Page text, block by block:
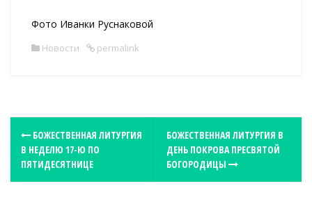
Фото Иванки Руснаковой
Новости permalink
s
БОЖЕСТВЕННАЯ ЛИТУРГИЯ
В НЕДЕЛЮ 17-Ю ПО
ПЯТИДЕСЯТНИЦЕ
БОЖЕСТВЕННАЯ ЛИТУРГИЯ В
ДЕНЬ ПОКРОВА ПРЕСВЯТОЙ
БОГОРОДИЦЫ